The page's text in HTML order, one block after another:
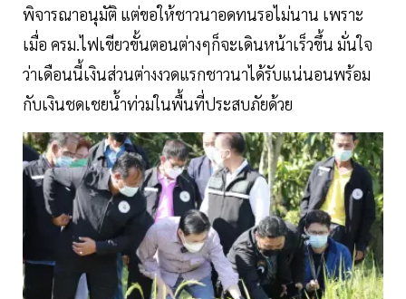
พิจารณาอนุมัติ แต่ขอให้ชาวนาอดทนรอไม่นาน เพราะ
เมื่อ ครม.ไฟเขียวขั้นตอนต่างๆก็จะเดินหน้าเร็วขึ้น มั่นใจ
ว่าเดือนนี้เงินส่วนต่างงวดแรกชาวนาได้รับแน่นอนพร้อม
กับเงินชดเชยน้ำท่วมในพื้นที่ประสบภัยด้วย